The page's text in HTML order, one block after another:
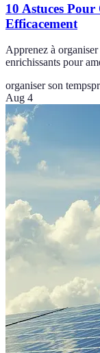
10 Astuces
Efficacement
Apprenez à
enrichissants pour
organiser son temps
Aug 4